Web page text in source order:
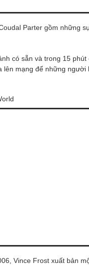
Parter gồm những
có sẵn và trong 15
lên mạng để những người
Vince Frost xuất bản